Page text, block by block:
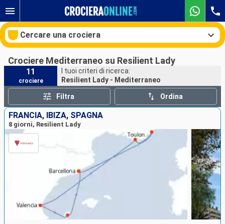
Cercare una crociera
Le nostre destinazioni
Mesi di partenza
Porti Compagnie
Ricerca
Crociere Mediterraneo su Resilient Lady
11
crociere
I tuoi criteri di ricerca:
Resilient Lady - Mediterraneo
Filtra Ordina
FRANCIA, IBIZA, SPAGNA
8 giorni, Resilient Lady